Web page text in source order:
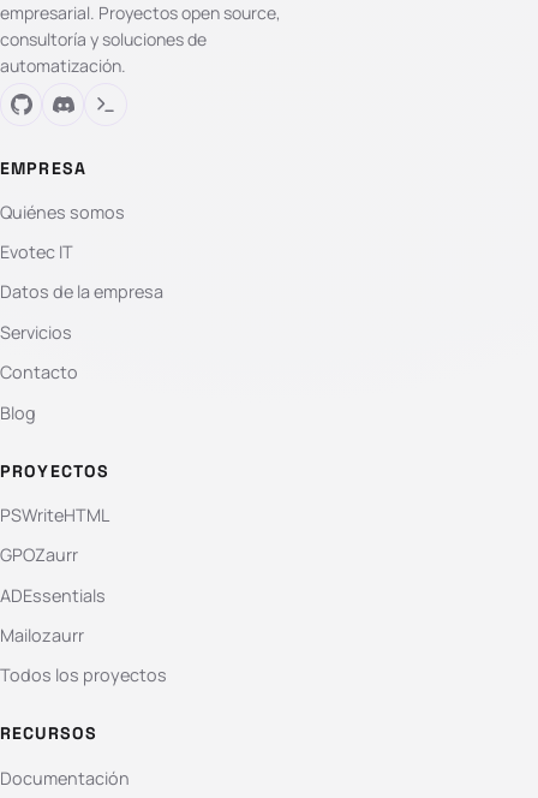
empresarial. Proyectos open source,
consultoría y soluciones de
automatización.
EMPRESA
Quiénes somos
Evotec IT
Datos de la empresa
Servicios
Contacto
Blog
PROYECTOS
PSWriteHTML
GPOZaurr
ADEssentials
Mailozaurr
Todos los proyectos
RECURSOS
Documentación